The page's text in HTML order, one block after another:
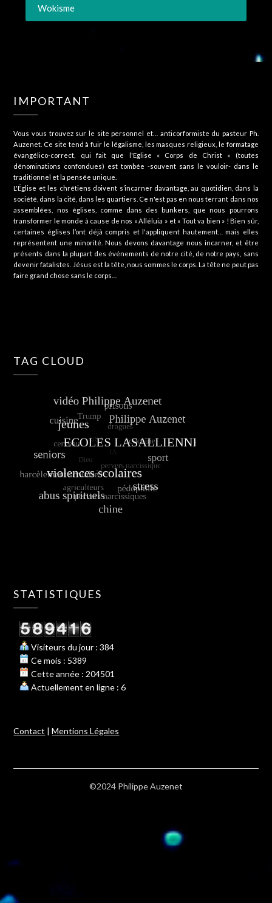
Wokisme
IMPORTANT
Vous vous trouvez sur le site personnel et… anticorformiste du pasteur Ph.
Auzenet. Ce site tend à fuir le légalisme, les masques religieux, le formatage
évangélico-correct, qui fait que l'Eglise « Corps de Christ » (toutes
dénominations confondues) est tombée -souvent sans le vouloir- dans le
traditionnel et la pensée unique.
L'Église et les chrétiens doivent s’incarner davantage, au quotidien, dans la
société, dans la cité, dans les quartiers. Ce n'est pas en nous terrant dans nos
assemblées, nos églises, comme dans des bunkers, que nous pourrons
transformer le monde à cause de nos « Alléluia » et « Tout va bien » ! Bien sûr,
certaines églises l’ont déjà compris et l'appliquent hautement… mais elles
représentent une minorité. Nous devons davantage nous incarner, et être
présents dans la plupart des événements de notre cité, de notre pays, sans
devenir fatalistes. Jésus est la tête, nous sommes le corps. La tête ne peut pas
faire grand chose sans le corps…
TAG CLOUD
STATISTIQUES
Visiteurs du jour : 384
Ce mois : 5389
Cette année : 204501
Actuellement en ligne : 6
Contact |Mentions Légales
©2024 Philippe Auzenet